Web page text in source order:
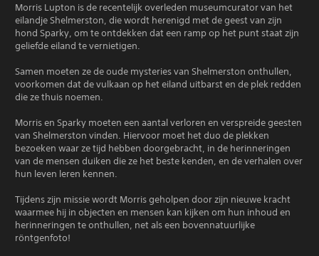
Morris Lupton is de recentelijk overleden museumcurator van het
eilandje Shelmerston, die wordt herenigd met de geest van zijn
hond Sparky, om te ontdekken dat een ramp op het punt staat zijn
geliefde eiland te vernietigen.
Samen moeten ze de oude mysteries van Shelmerston onthullen,
voorkomen dat de vulkaan op het eiland uitbarst en de plek redden
die ze thuis noemen.
Morris en Sparky moeten een aantal verloren en verspreide geesten
van Shelmerston vinden. Hiervoor moet het duo de plekken
bezoeken waar ze tijd hebben doorgebracht, in de herinneringen
van de mensen duiken die ze het beste kenden, en de verhalen over
hun leven leren kennen.
Tijdens zijn missie wordt Morris geholpen door zijn nieuwe kracht
waarmee hij in objecten en mensen kan kijken om hun inhoud en
herinneringen te onthullen, net als een bovennatuurlijke
röntgenfoto!